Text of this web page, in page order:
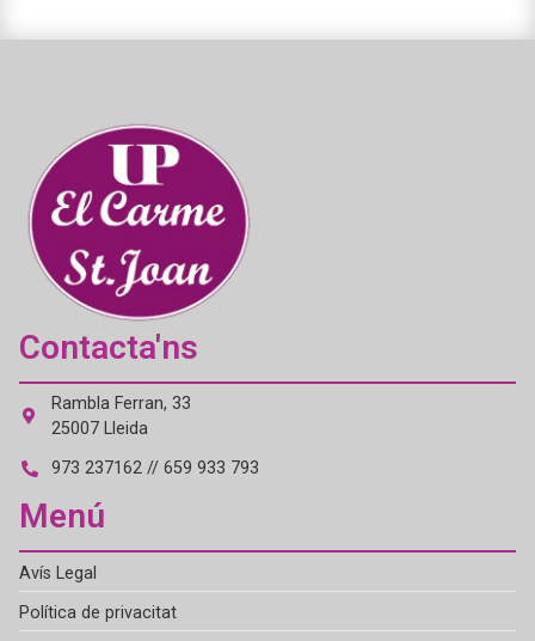
Contacta'ns
Rambla Ferran, 33
25007 Lleida
973 237162 // 659 933 793
Menú
Avís Legal
Política de privacitat